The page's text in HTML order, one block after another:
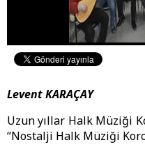
Levent KARAÇAY
Uzun yıllar Halk Müziği
“Nostalji Halk Müziği